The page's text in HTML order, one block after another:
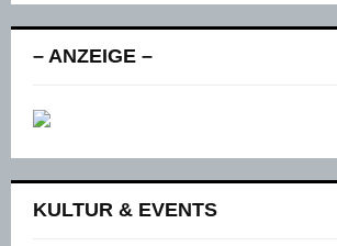
– ANZEIGE –
KULTUR & EVENTS